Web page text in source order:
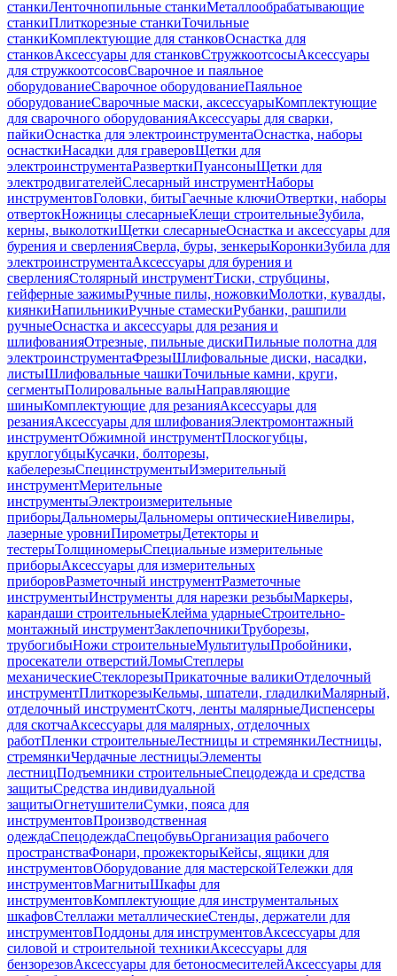
станкиЛенточнопильные станкиМеталлообрабатывающие
станкиПлиткорезные станкиТочильные
станкиКомплектующие для станковОснастка для
станковАксессуары для станковСтружкоотсосыАксессуары
для стружкоотсосовСварочное и паяльное
оборудованиеСварочное оборудованиеПаяльное
оборудованиеСварочные маски, аксессуарыКомплектующие
для сварочного оборудованияАксессуары для сварки,
пайкиОснастка для электроинструментаОснастка, наборы
оснасткиНасадки для граверовЩетки для
электроинструментаРазверткиПуансоныЩетки для
электродвигателейСлесарный инструментНаборы
инструментовГоловки, битыГаечные ключиОтвертки, наборы
отвертокНожницы слесарныеКлещи строительныеЗубила,
керны, выколоткиЩетки слесарныеОснастка и аксессуары для
бурения и сверленияСверла, буры, зенкерыКоронкиЗубила для
электроинструментаАксессуары для бурения и
сверленияСтолярный инструментТиски, струбцины,
гейферные зажимыРучные пилы, ножовкиМолотки, кувалды,
киянкиНапильникиРучные стамескиРубанки, рашпили
ручныеОснастка и аксессуары для резания и
шлифованияОтрезные, пильные дискиПильные полотна для
электроинструментаФрезыШлифовальные диски, насадки,
листыШлифовальные чашкиТочильные камни, круги,
сегментыПолировальные валыНаправляющие
шиныКомплектующие для резанияАксессуары для
резанияАксессуары для шлифованияЭлектромонтажный
инструментОбжимной инструментПлоскогубцы,
круглогубцыКусачки, болторезы,
кабелерезыСпецинструментыИзмерительный
инструментМерительные
инструментыЭлектроизмерительные
приборыДальномерыДальномеры оптическиеНивелиры,
лазерные уровниПирометрыДетекторы и
тестерыТолщиномерыСпециальные измерительные
приборыАксессуары для измерительных
приборовРазметочный инструментРазметочные
инструментыИнструменты для нарезки резьбыМаркеры,
карандаши строительныеКлейма ударныеСтроительно-
монтажный инструментЗаклепочникиТруборезы,
трубогибыНожи строительныеМультитулыПробойники,
просекатели отверстийЛомыСтеплеры
механическиеСтеклорезыПрикаточные валикиОтделочный
инструментПлиткорезыКельмы, шпатели, гладилкиМалярный,
отделочный инструментСкотч, ленты малярныеДиспенсеры
для скотчаАксессуары для малярных, отделочных
работПленки строительныеЛестницы и стремянкиЛестницы,
стремянкиЧердачные лестницыЭлементы
лестницПодъемники строительныеСпецодежда и средства
защитыСредства индивидуальной
защитыОгнетушителиСумки, пояса для
инструментовПроизводственная
одеждаСпецодеждаСпецобувьОрганизация рабочего
пространстваФонари, прожекторыКейсы, ящики для
инструментовОборудование для мастерскойТележки для
инструментовМагнитыШкафы для
инструментовКомплектующие для инструментальных
шкафовСтеллажи металлическиеСтенды, держатели для
инструментовПоддоны для инструментовАксессуары для
силовой и строительной техникиАксессуары для
бензорезовАксессуары для бетоносмесителейАксессуары для